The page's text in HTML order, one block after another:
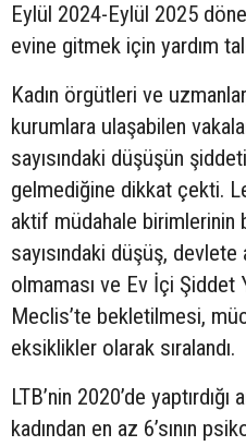
Eylül 2024-Eylül 2025
evine gitmek için yardım
Kadın örgütleri ve
kurumlara ulaşabilen
sayısındaki düşüşün
gelmediğine dikkat çekti.
aktif müdahale birimlerinin
sayısındaki düşüş, devlete
olmaması ve Ev İçi Şiddet
Meclis’te bekletilmesi,
eksiklikler olarak sıralandı.
LTB’nin 2020’de
kadından en az 6’sının